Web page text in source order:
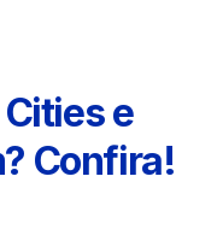
e
Confira!